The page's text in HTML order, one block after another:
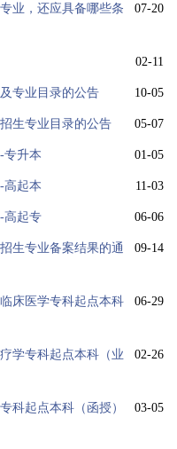
07-20
业，还应具备哪些条
02-11
10-05
专业目录的公告
05-07
生专业目录的公告
01-05
专升本
11-03
高起本
06-06
高起专
09-14
生专业备案结果的通
06-29
床医学专科起点本科
02-26
学专科起点本科（业
03-05
科起点本科（函授）